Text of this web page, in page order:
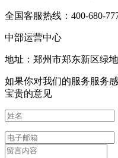
全国客服热线：400-680-
中部运营中心
地址：郑州市郑东新区绿
如果你对我们的服务服务
宝贵的意见